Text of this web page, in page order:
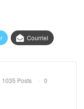
Courriel
1035 Posts
0